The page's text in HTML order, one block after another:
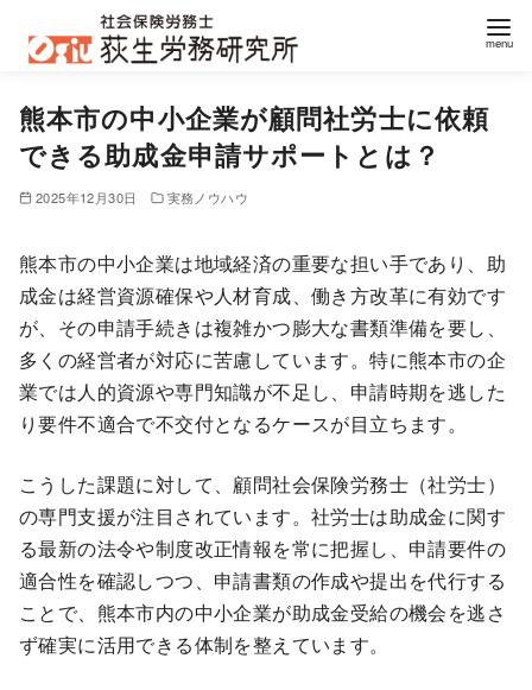
熊本市の中小企業が顧問社労士に依頼
できる助成金申請サポートとは？
2025年12月30日 実務ノウハウ
熊本市の中小企業は地域経済の重要な担い手であり、助
成金は経営資源確保や人材育成、働き方改革に有効です
が、その申請手続きは複雑かつ膨大な書類準備を要し、
多くの経営者が対応に苦慮しています。特に熊本市の企
業では人的資源や専門知識が不足し、申請時期を逃した
り要件不適合で不交付となるケースが目立ちます。
こうした課題に対して、顧問社会保険労務士（社労士）
の専門支援が注目されています。社労士は助成金に関す
る最新の法令や制度改正情報を常に把握し、申請要件の
適合性を確認しつつ、申請書類の作成や提出を代行する
ことで、熊本市内の中小企業が助成金受給の機会を逃さ
ず確実に活用できる体制を整えています。